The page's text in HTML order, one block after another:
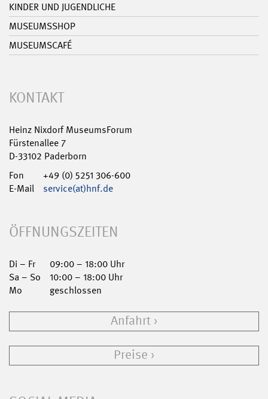
KINDER UND JUGENDLICHE
MUSEUMSSHOP
MUSEUMSCAFÉ
KONTAKT
Heinz Nixdorf MuseumsForum
Fürstenallee 7
D-33102 Paderborn
Fon
+49 (0) 5251 306-600
E-Mail
service(at)hnf.de
ÖFFNUNGSZEITEN
Di – Fr
09:00 – 18:00 Uhr
Sa – So
10:00 – 18:00 Uhr
Mo
geschlossen
Anfahrt
Preise